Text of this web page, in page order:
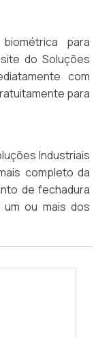
para
do Soluções
com
para
Industriais
completo da
de fechadura
um ou mais dos